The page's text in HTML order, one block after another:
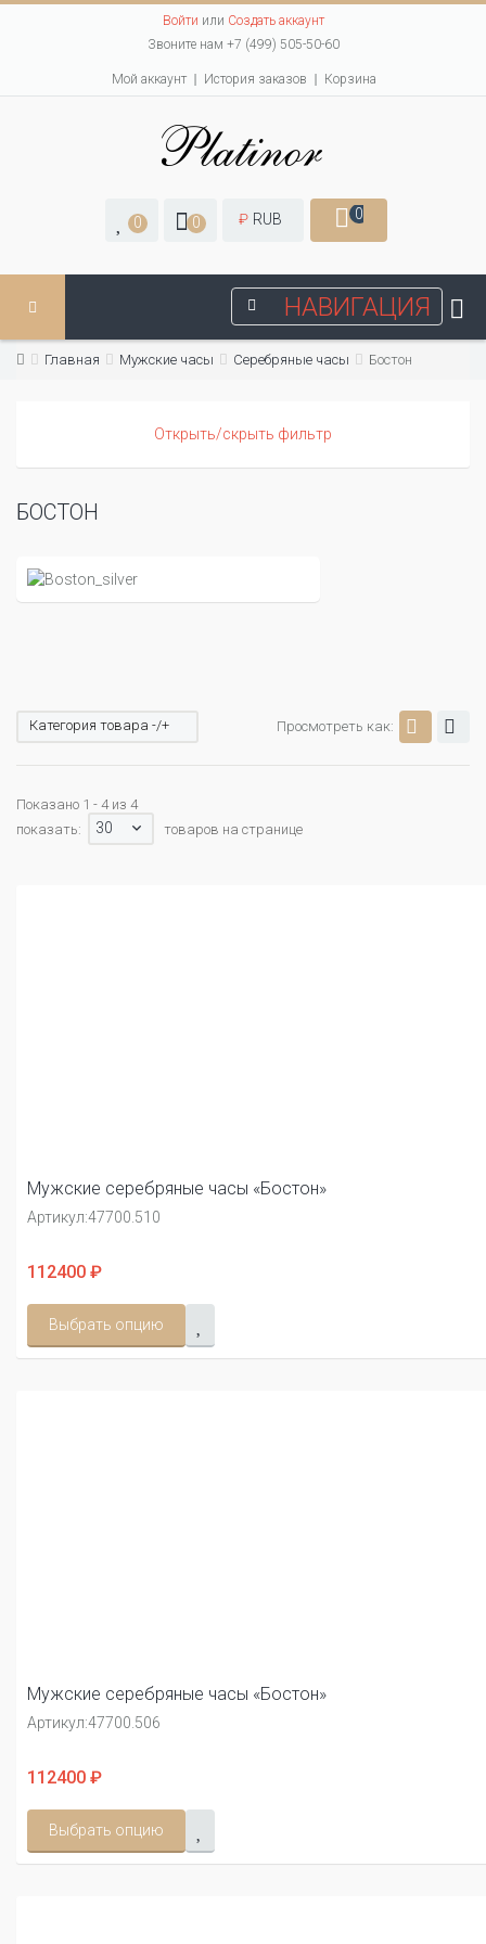
Войти или Создать аккаунт
Звоните нам +7 (499) 505-50-60
Мой аккаунт История заказов Корзина
0 0 ₽ RUB 0
НАВИГАЦИЯ
Главная Мужские часы Серебряные часы Бостон
Открыть/скрыть фильтр
БОСТОН
Просмотреть как:
Категория товара -/+
Показано 1 - 4 из 4
показать:
30 товаров на странице
Мужские серебряные часы «Бостон»
Артикул:47700.510
112400 ₽
Выбрать опцию
Мужские серебряные часы «Бостон»
Артикул:47700.506
112400 ₽
Выбрать опцию